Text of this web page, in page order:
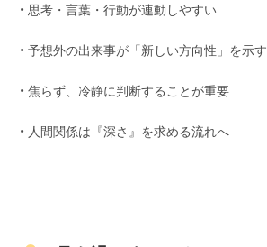
• 思考・言葉・行動が連動しやすい
• 予想外の出来事が「新しい方向性」を示す
• 焦らず、冷静に判断することが重要
• 人間関係は『深さ』を求める流れへ